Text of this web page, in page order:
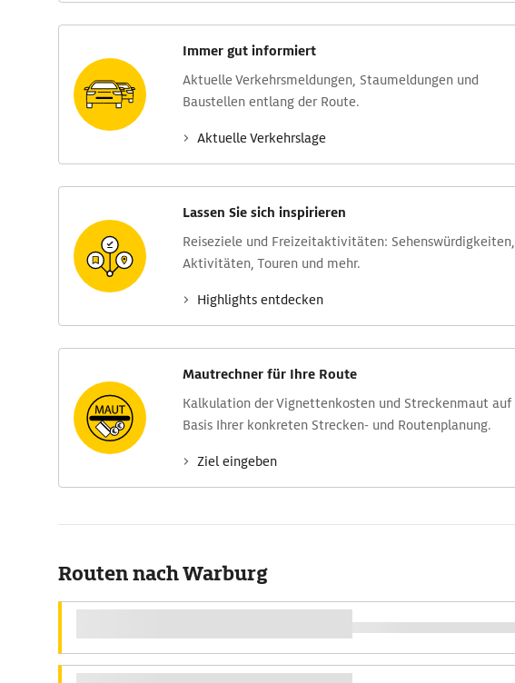
Immer gut informiert
Aktuelle Verkehrs­meldungen, Stau­meldungen und
Baustellen entlang der Route.
Aktuelle Verkehrs­lage
Lassen Sie sich inspirieren
Reise­ziele und Freizeit­aktivitäten: Sehens­würdig­keiten,
Aktivitäten, Touren und mehr.
Highlights entdecken
Mautrechner für Ihre Route
Kalkulation der Vignettenkosten und Streckenmaut auf
Basis Ihrer konkreten Strecken- und Routenplanung.
Ziel eingeben
Routen nach Warburg